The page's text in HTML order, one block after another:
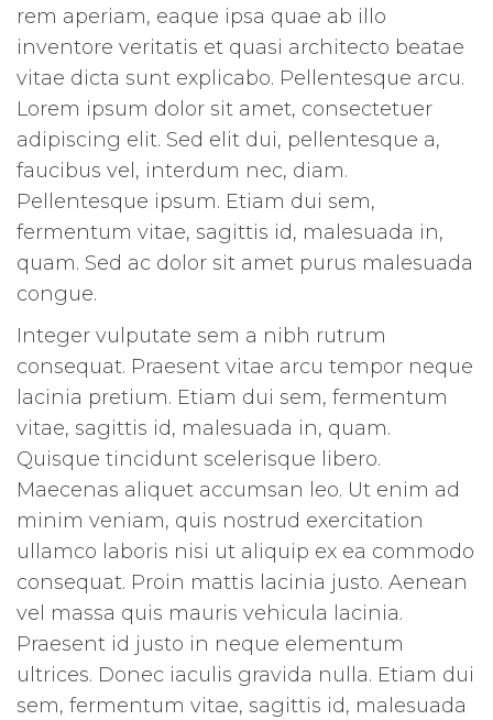
rem aperiam, eaque ipsa quae ab illo
inventore veritatis et quasi architecto beatae
vitae dicta sunt explicabo. Pellentesque arcu.
Lorem ipsum dolor sit amet, consectetuer
adipiscing elit. Sed elit dui, pellentesque a,
faucibus vel, interdum nec, diam.
Pellentesque ipsum. Etiam dui sem,
fermentum vitae, sagittis id, malesuada in,
quam. Sed ac dolor sit amet purus malesuada
congue.
Integer vulputate sem a nibh rutrum
consequat. Praesent vitae arcu tempor neque
lacinia pretium. Etiam dui sem, fermentum
vitae, sagittis id, malesuada in, quam.
Quisque tincidunt scelerisque libero.
Maecenas aliquet accumsan leo. Ut enim ad
minim veniam, quis nostrud exercitation
ullamco laboris nisi ut aliquip ex ea commodo
consequat. Proin mattis lacinia justo. Aenean
vel massa quis mauris vehicula lacinia.
Praesent id justo in neque elementum
ultrices. Donec iaculis gravida nulla. Etiam dui
sem, fermentum vitae, sagittis id, malesuada